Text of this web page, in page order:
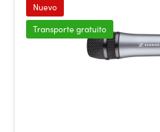
Nuevo
Transporte gratuito